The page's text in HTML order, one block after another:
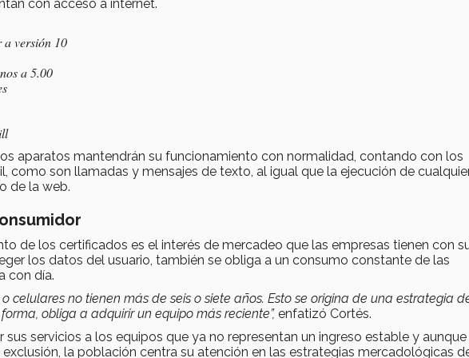
con acceso a internet.
a versión 10
a 5.00
aparatos mantendrán su funcionamiento con normalidad, contando con los
como son llamadas y mensajes de texto, al igual que la ejecución de
de la web.
de los certificados es el interés de mercadeo que las empresas tienen con
los datos del usuario, también se obliga a un consumo constante de las
con día.
celulares no tienen más de seis o siete años. Esto se origina de una estrategia
obliga a adquirir un equipo más reciente”, enfatizó Cortés.
servicios a los equipos que ya no representan un ingreso estable y aunque
la población centra su atención en las estrategias mercadológicas